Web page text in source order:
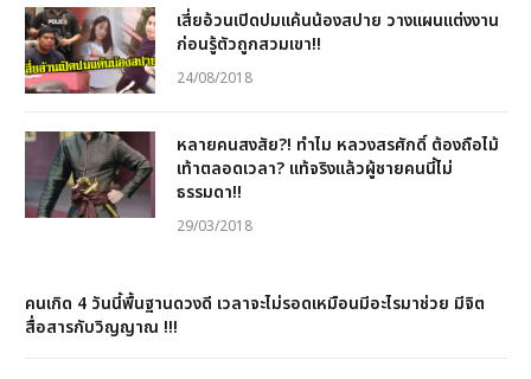
เสี่ยอ้วนเปิดปมแค้นน้องสปาย วางแผนแต่งงาน
ก่อนรู้ตัวถูกสวมเขา!!
24/08/2018
หลายคนสงสัย?! ทำไม หลวงสรศักดิ์ ต้องถือไม้
เท้าตลอดเวลา? แท้จริงแล้วผู้ชายคนนี้ไม่
ธรรมดา!!
29/03/2018
คนเกิด 4 วันนี้พื้นฐานดวงดี เวลาจะไม่รอดเหมือนมีอะไรมาช่วย มีจิต
สื่อสารกับวิญญาณ !!!